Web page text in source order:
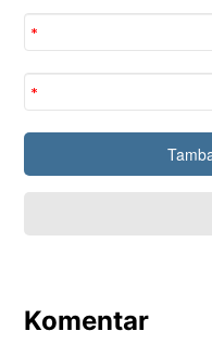
Komentar